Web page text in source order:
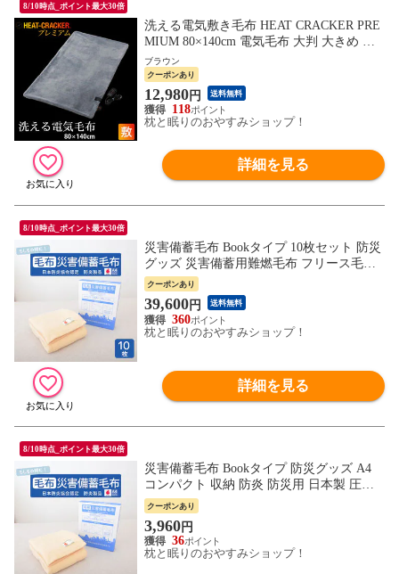
8/10時点_ポイント最大30倍
洗える電気敷き毛布 HEAT CRACKER PRE
MIUM 80×140cm 電気毛布 大判 大きめ 暖
かい 毛布 もうふ おしゃれ おすすめ 人気
敷毛布 敷き 敷き毛布 高級 シングルサイズ
シングル 省エネ タイマー付き タイマー 無
地 温度調整 節電 洗濯可能 丸洗い
ブラウン
クーポンあり
12,980円 送料無料
118
枕と眠りのおやすみショップ！
詳細を見る
8/10時点_ポイント最大30倍
災害備蓄毛布 Bookタイプ 10枚セット 防災
グッズ 災害備蓄用難燃毛布 フリース毛布
コンパクト収納 防炎毛布 日本防炎協会認
定毛布 防災用毛布 防災毛布 防災マーク 防
災用品 圧縮
クーポンあり
39,600円 送料無料
360
枕と眠りのおやすみショップ！
詳細を見る
8/10時点_ポイント最大30倍
災害備蓄毛布 Bookタイプ 防災グッズ A4
コンパクト 収納 防炎 防災用 日本製 圧縮
帰宅困難 防災マーク 難燃毛布 フリース 災
害備蓄用 洗える 圧縮毛布 寝具 防寒 防寒
具 おすすめ 人気 寝る時 防災用品 1人暮ら
し 一人用 保管 企業 法人 家庭 災害時 災害
クーポンあり
3,960円
36
枕と眠りのおやすみショップ！